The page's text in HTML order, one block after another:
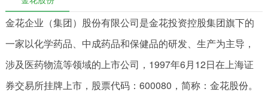
金花企业（集团）股份有限公司是金花投资控股集团旗下的
一家以化学药品、中成药品和保健品的研发、生产为主导，
涉及医药物流等领域的上市公司，1997年6月12日在上海证
券交易所挂牌上市，股票代码：600080，简称：金花股份。